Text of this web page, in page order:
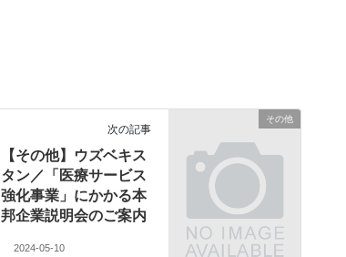
その他
次の記事
【その他】ウズベキス
タン／「医療サービス
強化事業」にかかる本
邦企業説明会のご案内
2024-05-10